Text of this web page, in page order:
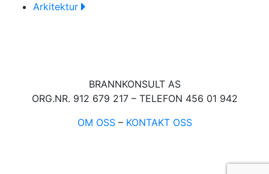
Arkitektur
BRANNKONSULT AS
ORG.NR. 912 679 217 – TELEFON 456 01 942
OM OSS– KONTAKT OSS